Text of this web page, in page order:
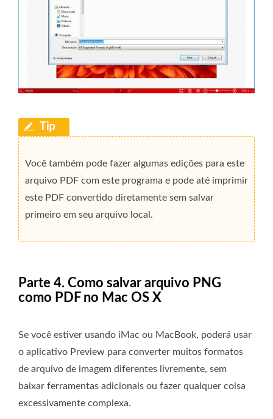
Você também pode fazer algumas edições para este
arquivo PDF com este programa e pode até imprimir
este PDF convertido diretamente sem salvar
primeiro em seu arquivo local.
Parte 4. Como salvar arquivo PNG
como PDF no Mac OS X
Se você estiver usando iMac ou MacBook, poderá usar
o aplicativo Preview para converter muitos formatos
de arquivo de imagem diferentes livremente, sem
baixar ferramentas adicionais ou fazer qualquer coisa
excessivamente complexa.